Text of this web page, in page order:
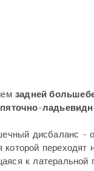
задней
пяточно-
дисбаланс -
переходят
к латеральной